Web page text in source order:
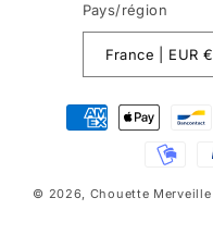
Pays/région
France | EUR €
Moyens
© 2026, Chouette Merveille